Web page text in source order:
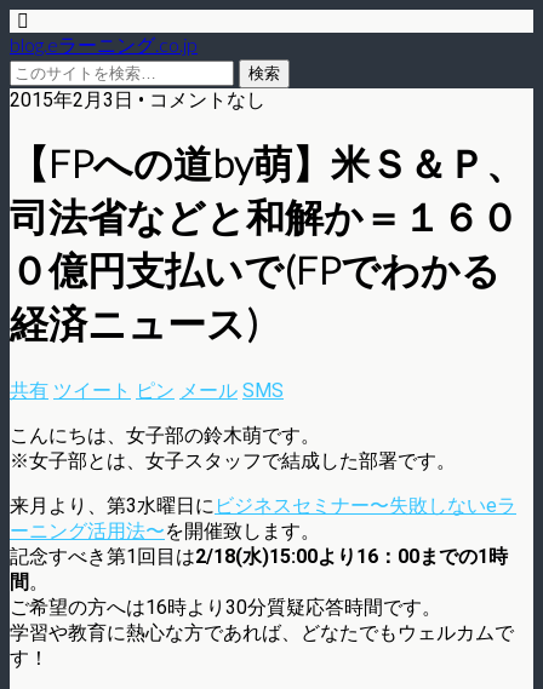
blog.eラーニング.co.jp
2015年2月3日 • コメントなし
【FPへの道by萌】米Ｓ＆Ｐ、
司法省などと和解か＝１６０
０億円支払いで(FPでわかる
経済ニュース)
共有 ツイート ピン メール SMS
こんにちは、女子部の鈴木萌です。
※女子部とは、女子スタッフで結成した部署です。
来月より、第3水曜日に ビジネスセミナー〜失敗しないeラ
ーニング活用法〜を開催致します。
記念すべき第1回目は2/18(水)15:00より16：00までの1時
間。
ご希望の方へは16時より30分質疑応答時間です。
学習や教育に熱心な方であれば、どなたでもウェルカムで
す！